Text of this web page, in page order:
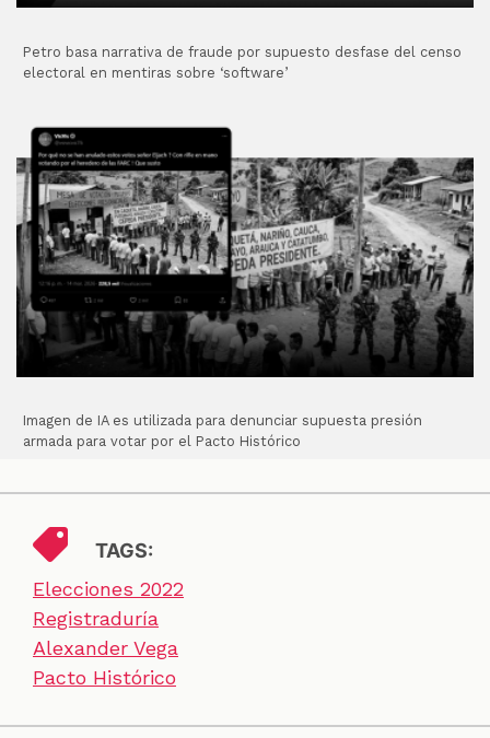
Petro basa narrativa de fraude por supuesto desfase del censo
electoral en mentiras sobre ‘software’
Imagen de IA es utilizada para denunciar supuesta presión
armada para votar por el Pacto Histórico
TAGS:
Elecciones 2022
Registraduría
Alexander Vega
Pacto Histórico